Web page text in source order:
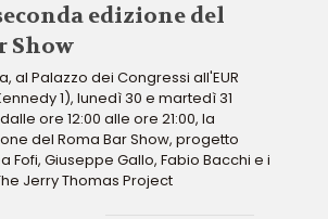
edizione del
Show
al Palazzo dei Congressi all'EUR
1), lunedì 30 e martedì 31
ore 12:00 alle ore 21:00, la
del Roma Bar Show, progetto
Fofi, Giuseppe Gallo, Fabio Bacchi e i
Jerry Thomas Project